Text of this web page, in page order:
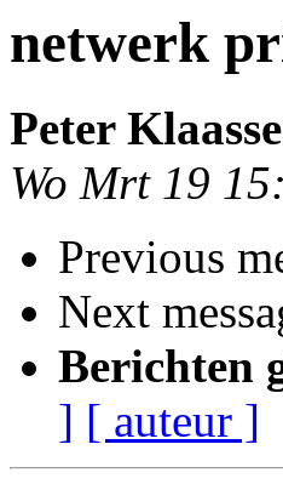
netwerk
Peter
Wo Mrt 19
Previous
Next
Berichten
] [ auteur ]